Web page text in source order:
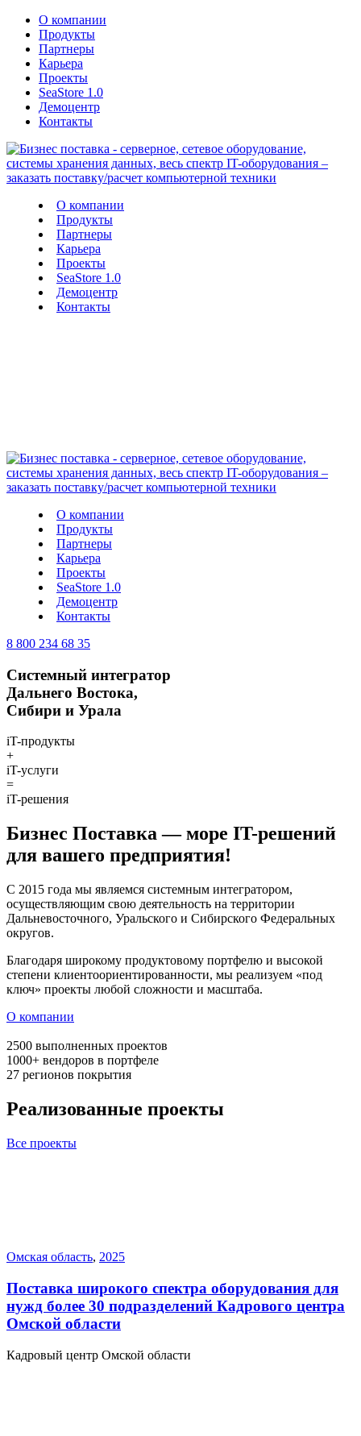
О компании
Продукты
Партнеры
Карьера
Проекты
SeaStore 1.0
Демоцентр
Контакты
О компании
Продукты
Партнеры
Карьера
Проекты
SeaStore 1.0
Демоцентр
Контакты
О компании
Продукты
Партнеры
Карьера
Проекты
SeaStore 1.0
Демоцентр
Контакты
8 800 234 68 35
Cистемный интегратор
Дальнего Востока,
Сибири и Урала
iT-продукты
+
iT-услуги
=
iT-решения
Бизнес Поставка — море IT-решений
для вашего предприятия!
С 2015 года мы являемся системным интегратором,
осуществляющим свою деятельность на территории
Дальневосточного, Уральского и Сибирского Федеральных
округов.
Благодаря широкому продуктовому портфелю и высокой
степени клиентоориентированности, мы реализуем «под
ключ» проекты любой сложности и масштаба.
О компании
2500 выполненных проектов
1000+ вендоров в портфеле
27 регионов покрытия
Реализованные проекты
Все проекты
Омская область, 2025
Поставка широкого спектра оборудования для
нужд более 30 подразделений Кадрового центра
Омской области
Кадровый центр Омской области